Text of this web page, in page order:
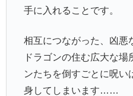
手に入れることです。
相互につながった、凶悪
ドラゴンの住む広大な
ンたちを倒すごとに呪い
身してしまいます……